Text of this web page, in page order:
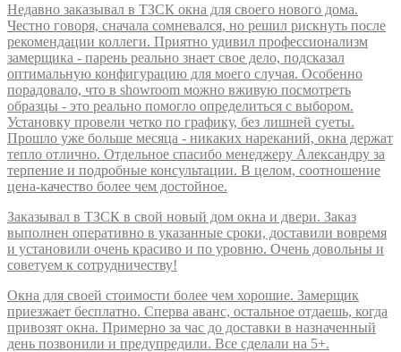
Недавно заказывал в ТЗСК окна для своего нового дома.
Честно говоря, сначала сомневался, но решил рискнуть после
рекомендации коллеги. Приятно удивил профессионализм
замерщика - парень реально знает свое дело, подсказал
оптимальную конфигурацию для моего случая. Особенно
порадовало, что в showroom можно вживую посмотреть
образцы - это реально помогло определиться с выбором.
Установку провели четко по графику, без лишней суеты.
Прошло уже больше месяца - никаких нареканий, окна держат
тепло отлично. Отдельное спасибо менеджеру Александру за
терпение и подробные консультации. В целом, соотношение
цена-качество более чем достойное.
Заказывал в ТЗСК в свой новый дом окна и двери. Заказ
выполнен оперативно в указанные сроки, доставили вовремя
и установили очень красиво и по уровню. Очень довольны и
советуем к сотрудничеству!
Окна для своей стоимости более чем хорошие. Замерщик
приезжает бесплатно. Сперва аванс, остальное отдаешь, когда
привозят окна. Примерно за час до доставки в назначенный
день позвонили и предупредили. Все сделали на 5+.